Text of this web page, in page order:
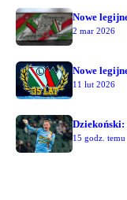
Nowe
2 mar 2026
Nowe
11 lut 2026
Dziekoński:
15 godz. temu